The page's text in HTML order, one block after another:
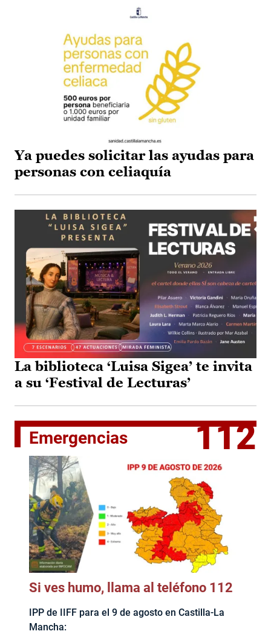
Ya puedes solicitar las ayudas para
personas con celiaquía
La biblioteca ‘Luisa Sigea’ te invita
a su ‘Festival de Lecturas’
Emergencias 112
Si ves humo, llama al teléfono 112
IPP de IIFF para el 9 de agosto en Castilla-La
Mancha: